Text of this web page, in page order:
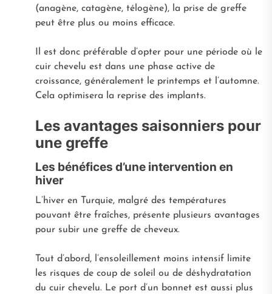
(anagène, catagène, télogène), la prise de greffe
peut être plus ou moins efficace.
Il est donc préférable d’opter pour une période où le
cuir chevelu est dans une phase active de
croissance, généralement le printemps et l’automne.
Cela optimisera la reprise des implants.
Les avantages saisonniers pour
une greffe
Les bénéfices d’une intervention en
hiver
L’hiver en Turquie, malgré des températures
pouvant être fraîches, présente plusieurs avantages
pour subir une greffe de cheveux.
Tout d’abord, l’ensoleillement moins intensif limite
les risques de coup de soleil ou de déshydratation
du cuir chevelu. Le port d’un bonnet est aussi plus